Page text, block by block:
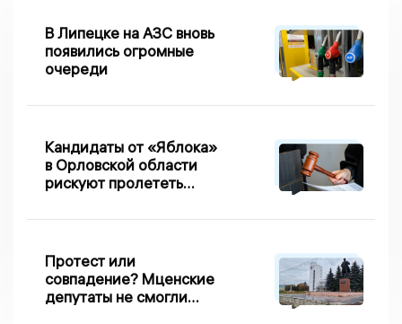
В Липецке на АЗС вновь
появились огромные
очереди
Кандидаты от «Яблока»
в Орловской области
рискуют пролететь
Протест или
совпадение? Мценские
депутаты не смогли